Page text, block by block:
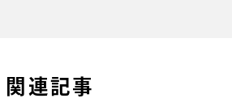
関連記事